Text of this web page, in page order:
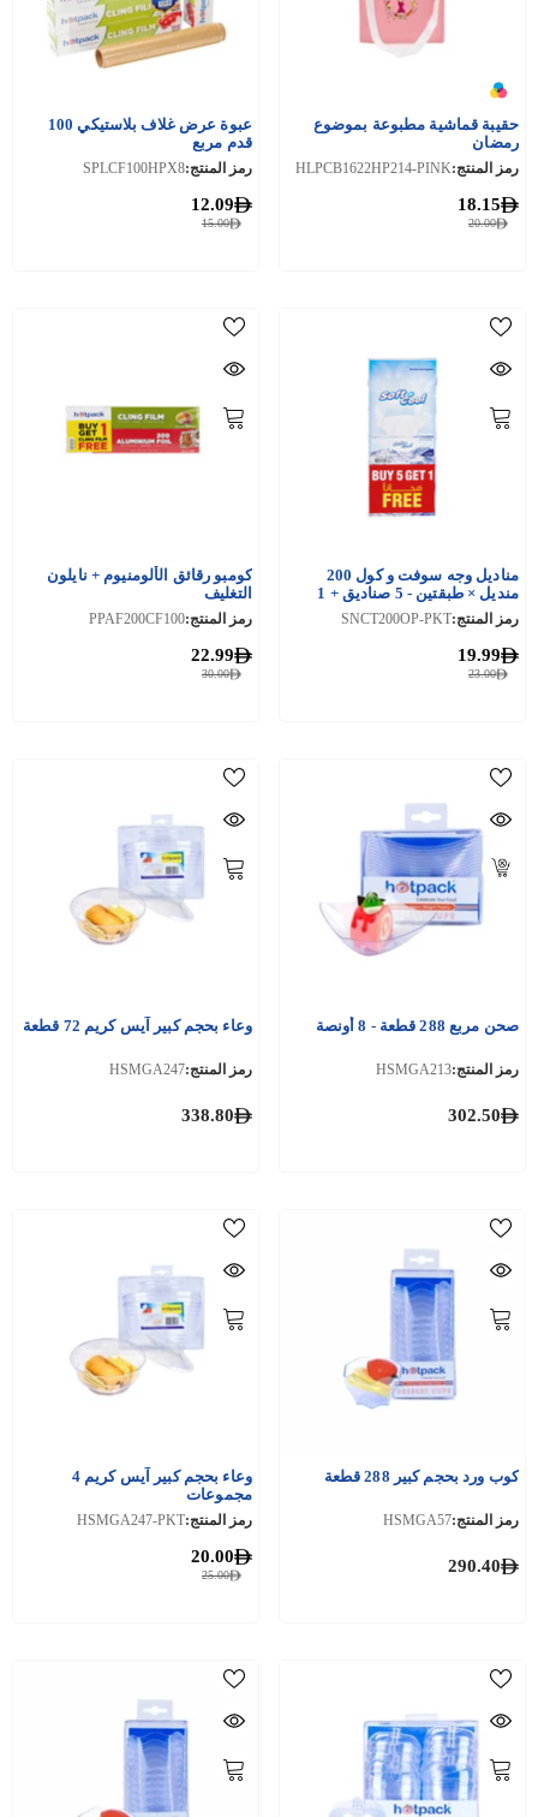
حقيبة قماشية مطبوعة بموضوع
رمضان
رمز المنتج:HLPCB1622HP214-PINK
20.00
18.15
عبوة عرض غلاف بلاستيكي 100
قدم مربع
رمز المنتج:SPLCF100HPX8
15.00
12.09
مناديل وجه سوفت و كول 200
منديل × طبقتين - 5 صناديق + 1
صندوق 150 منديل × طبقتين
رمز المنتج:SNCT200OP-PKT
23.00
19.99
كومبو رقائق الألومنيوم + نايلون
التغليف
رمز المنتج:PPAF200CF100
30.00
22.99
صحن مربع 288 قطعة - 8 أونصة
رمز المنتج:HSMGA213
302.50
وعاء بحجم كبير آيس كريم 72 قطعة
رمز المنتج:HSMGA247
338.80
كوب ورد بحجم كبير 288 قطعة
رمز المنتج:HSMGA57
290.40
وعاء بحجم كبير آيس كريم 4
مجموعات
رمز المنتج:HSMGA247-PKT
25.00
20.00